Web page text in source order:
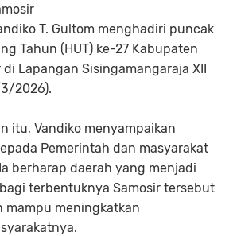
T. Gultom menghadiri puncak
Tahun (HUT) ke-27 Kabupaten
Lapangan Sisingamangaraja XII
2026).
itu, Vandiko menyampaikan
Pemerintah dan masyarakat
berharap daerah yang menjadi
terbentuknya Samosir tersebut
mampu meningkatkan